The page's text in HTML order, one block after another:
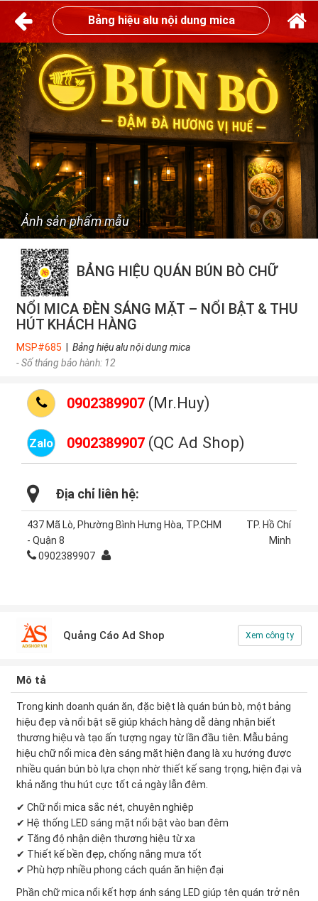
Bảng hiệu alu nội dung mica
Ảnh sản phẩm mẫu
BẢNG HIỆU QUÁN BÚN BÒ CHỮ
NỔI MICA ĐÈN SÁNG MẶT – NỔI BẬT & THU
HÚT KHÁCH HÀNG
MSP#685
Bảng hiệu alu nội dung mica
- Số tháng bảo hành: 12
0902389907 (Mr.Huy)
Zalo 0902389907 (QC Ad Shop)
Địa chỉ liên hệ:
437 Mã Lò, Phường Bình Hưng Hòa, TP.CHM
- Quận 8
0902389907
TP. Hồ Chí
Minh
Quảng Cáo Ad Shop Xem công ty
Mô tả
Trong kinh doanh quán ăn, đặc biệt là quán bún bò, một bảng
hiệu đẹp và nổi bật sẽ giúp khách hàng dễ dàng nhận biết
thương hiệu và tạo ấn tượng ngay từ lần đầu tiên. Mẫu bảng
hiệu chữ nổi mica đèn sáng mặt hiện đang là xu hướng được
nhiều quán bún bò lựa chọn nhờ thiết kế sang trọng, hiện đại và
khả năng thu hút cực tốt cả ngày lẫn đêm.
✔ Chữ nổi mica sắc nét, chuyên nghiệp
✔ Hệ thống LED sáng mặt nổi bật vào ban đêm
✔ Tăng độ nhận diện thương hiệu từ xa
✔ Thiết kế bền đẹp, chống nắng mưa tốt
✔ Phù hợp nhiều phong cách quán ăn hiện đại
Phần chữ mica nổi kết hợp ánh sáng LED giúp tên quán trở nên